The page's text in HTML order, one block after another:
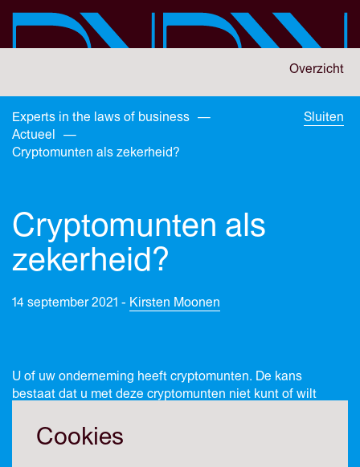
Overzicht
You
are
here:
Experts in the laws of business —
Actueel
—
Cryptomunten als zekerheid?
Sluiten
Cryptomunten als
zekerheid?
14 september 2021 - Kirsten Moonen
U of uw onderneming heeft cryptomunten. De kans
bestaat dat u met deze cryptomunten niet kunt of wilt
niet als betaalmiddel accepteert of omdat u de
cryptomunten wilt behouden. Toch wilt u de waarde of een
Cookies